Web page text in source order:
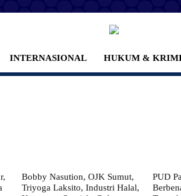
INTERNASIONAL HUKUM &
Bobby Nasution, OJK Sumut,
Triyoga Laksito, Industri Halal,
PUD